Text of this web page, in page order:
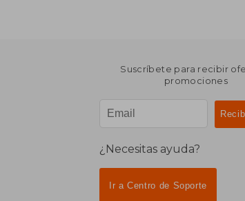
Suscríbete para recibir
promociones
¿Necesitas ayuda?
Ir a Centro de Soporte